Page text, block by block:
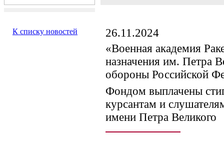
К списку новостей
26.11.2024
«Военная академия
назначения им. Петра
обороны Российской
Фондом выплачены
курсантам и
имени Петра Великого